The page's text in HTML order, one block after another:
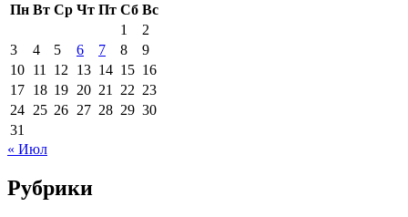
Пн Вт Ср Чт Пт Сб Вс
1
2
3
4 5 6 7 8
9
10 11 12 13 14 15 16
17 18 19 20 21 22 23
24 25 26 27 28 29 30
31
« Июл
Рубрики